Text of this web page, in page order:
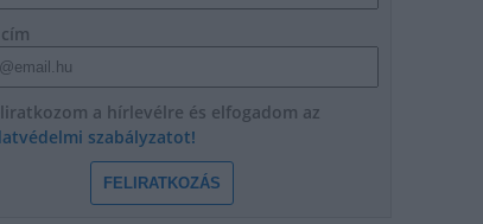
a hírlevélre és elfogadom az
szabályzatot!
FELIRATKOZÁS